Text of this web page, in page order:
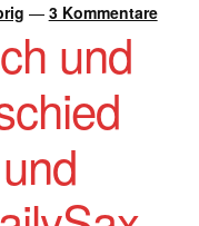
(Youtube)
— 3 Kommentare
und